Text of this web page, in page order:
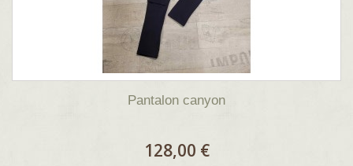
Pantalon canyon
128,00 €